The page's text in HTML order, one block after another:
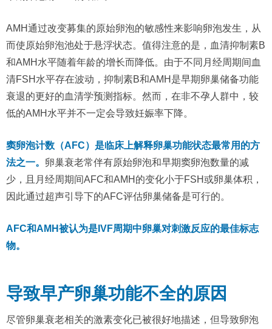
AMH通过改变募集的原始卵泡的敏感性来影响卵泡发生，从
而使原始卵泡池处于悬浮状态。值得注意的是，血清抑制素B
和AMH水平随着年龄的增长而降低。由于不同月经周期间血
清FSH水平存在波动，抑制素B和AMH是早期卵巢储备功能
衰退的更好的血清学预测指标。然而，在非不孕人群中，较
低的AMH水平并不一定会导致妊娠率下降。
窦卵泡计数（AFC）是临床上解释卵巢功能状态最常用的方
法之一。 卵巢衰老常伴有原始卵泡和早期窦卵泡数量的减
少，且月经周期间AFC和AMH的变化小于FSH或卵巢体积，
因此通过超声引导下的AFC评估卵巢储备是可行的。
AFC和AMH被认为是IVF周期中卵巢对刺激反应的最佳标志
物。
导致早产卵巢功能不全的原因
尽管卵巢衰老相关的激素变化已被很好地描述，但导致卵泡